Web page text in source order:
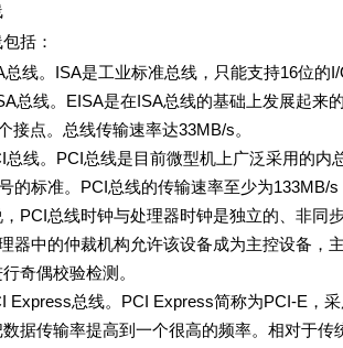
：
ISA是工业标准总线，只能支持16位的I/O
EISA是在ISA总线的基础上发展起来的
接点。总线传输速率达33MB/s。
PCI总线是目前微型机上广泛采用的内总
的标准。PCI总线的传输速率至少为
PCI总线时钟与处理器时钟是独立的、非同
器中的仲裁机构允许该设备成为主控设备，
奇偶校验检测。
总线。PCI Express简称为PCI-E，采用
据传输率提高到一个很高的频率。相对于